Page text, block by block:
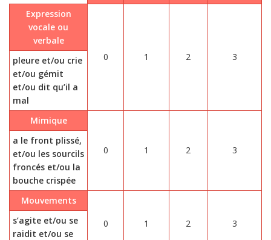
Expression
vocale ou
verbale
0
1 2 3
pleure et/ou crie
et/ou gémit
et/ou dit qu’il a
mal
Mimique
0 1 2 3
a le front plissé,
et/ou les sourcils
froncés et/ou la
bouche crispée
Mouvements
0
1 2 3
s’agite et/ou se
raidit et/ou se